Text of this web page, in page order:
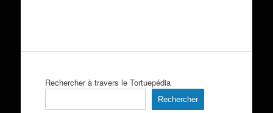
Rechercher à travers le Tortuepédia
Rechercher